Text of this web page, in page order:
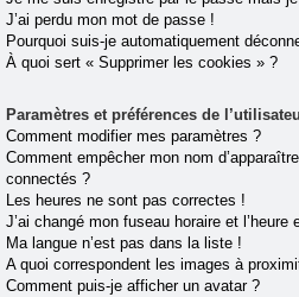
J’ai perdu mon mot de passe !
Pourquoi suis-je automatiquement
À quoi sert « Supprimer les cookies » ?
Paramètres et préférences de
Comment modifier mes paramètres ?
Comment empêcher mon nom
connectés ?
Les heures ne sont pas correctes !
J’ai changé mon fuseau horaire et
Ma langue n’est pas dans la liste !
A quoi correspondent les images à
Comment puis-je afficher un avatar ?